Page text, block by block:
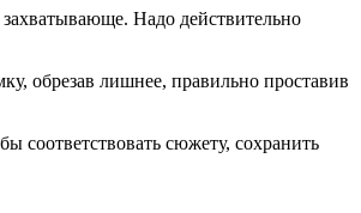
Надо действительно
обрезав лишнее, правильно проставив
соответствовать сюжету, сохранить